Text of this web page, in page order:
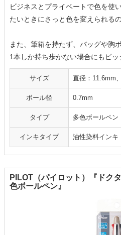
ビジネスとプライベートで色を使
たいときにさっと色を変えられる
また、筆箱を持たず、バッグや胸
1本しか持ち歩かない場合にもピッ
サイズ 直径：11.6mm
ボール径 0.7mm
タイプ 多色ボールペン
インキタイプ 油性染料インキ
PILOT（パイロット）『ドク
色ボールペン』